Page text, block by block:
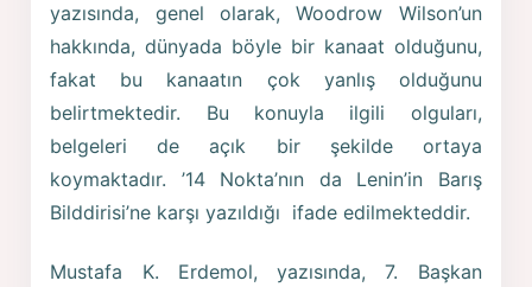
yazısında, genel olarak, Woodrow Wilson’un
hakkında, dünyada böyle bir kanaat olduğunu,
fakat bu kanaatın çok yanlış olduğunu
belirtmektedir. Bu konuyla ilgili olguları,
belgeleri de açık bir şekilde ortaya
koymaktadır. ’14 Nokta’nın da Lenin’in Barış
Bilddirisi’ne karşı yazıldığı ifade edilmekteddir.
Mustafa K. Erdemol, yazısında, 7. Başkan